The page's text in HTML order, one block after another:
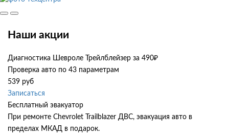
Наши акции
Диагностика Шевроле Трейлблейзер за 490₽
Проверка авто по 43 параметрам
539 руб
Записаться
Бесплатный эвакуатор
При ремонте Chevrolet Trailblazer ДВС, эвакуация авто в
пределах МКАД в подарок.